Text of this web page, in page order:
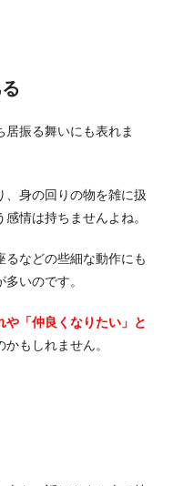
振る舞いにも表れま
、身の回りの物を雑に扱
情は持ちませんよね。
るなどの些細な動作にも
いのです。
や「仲良くなりたい」と
かもしれません。